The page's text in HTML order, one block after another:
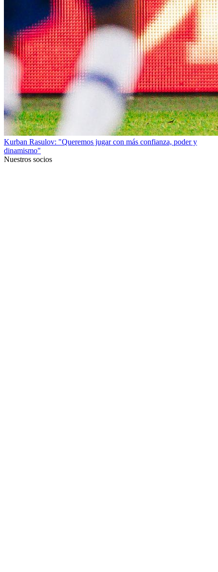
Kurban Rasulov: "Queremos jugar con más confianza, poder y
dinamismo"
Nuestros socios